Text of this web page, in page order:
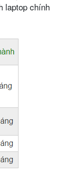
laptop chính